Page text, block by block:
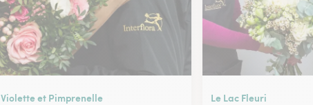
Violette et Pimprenelle Le Lac Fleuri